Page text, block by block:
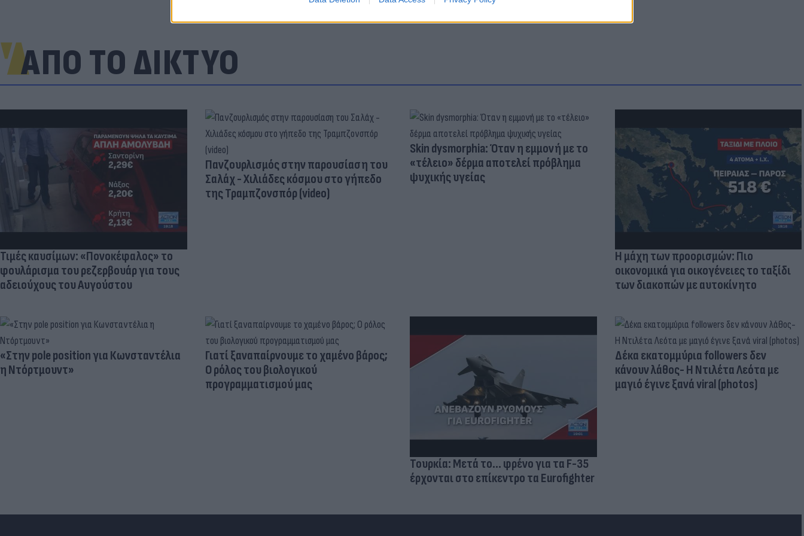
ΑΠΟ ΤΟ ΔΙΚΤΥΟ
Τιμές καυσίμων: «Πονοκέφαλος» το
φουλάρισμα του ρεζερβουάρ για τους
αδειούχους του Αυγούστου
Πανζουρλισμός στην παρουσίαση του
Σαλάχ - Χιλιάδες κόσμου στο γήπεδο
της Τραμπζονσπόρ (video)
Skin dysmorphia: Όταν η εμμονή με το
«τέλειο» δέρμα αποτελεί πρόβλημα
ψυχικής υγείας
Η μάχη των προορισμών: Πιο
οικονομικά για οικογένειες το ταξίδι
των διακοπών με αυτοκίνητο
«Στην pole position για Κωνσταντέλια
η Ντόρτμουντ»
Γιατί ξαναπαίρνουμε το χαμένο βάρος;
Ο ρόλος του βιολογικού
προγραμματισμού μας
Τουρκία: Μετά το... φρένο για τα F-35
έρχονται στο επίκεντρο τα Eurofighter
Δέκα εκατομμύρια followers δεν
κάνουν λάθος- Η Ντιλέτα Λεότα με
μαγιό έγινε ξανά viral (photos)